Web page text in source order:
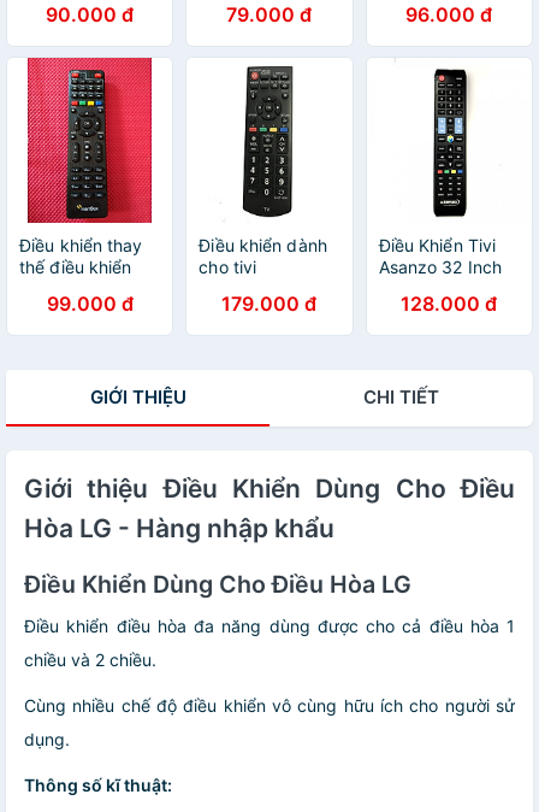
nhập khẩu
90.000 đ 79.000 đ 96.000 đ
Điều khiển thay
thế điều khiển
2018 - hàng
nhập khẩu
99.000 đ
Điều khiển dành
cho tivi
LED - Hàng chính
hãng
179.000 đ
Điều Khiển Tivi
Asanzo 32 Inch
nhập khẩu
128.000 đ
GIỚI THIỆU CHI TIẾT
Giới thiệu Điều Khiển Dùng Cho Điều
Hòa LG - Hàng nhập khẩu
Điều Khiển Dùng Cho Điều Hòa LG
Điều khiển điều hòa đa năng dùng được cho cả điều hòa 1
chiều và 2 chiều.
Cùng nhiều chế độ điều khiển vô cùng hữu ích cho người sử
dụng.
Thông số kĩ thuật: